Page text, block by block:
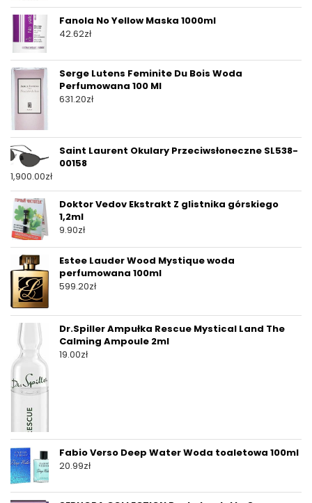
Fanola No Yellow Maska 1000ml
42.62zł
Serge Lutens Feminite Du Bois Woda
Perfumowana 100 Ml
631.20zł
Saint Laurent Okulary Przeciwsłoneczne SL538-
00158
1,900.00zł
Doktor Vedov Ekstrakt Z glistnika górskiego
1,2ml
9.90zł
Estee Lauder Wood Mystique woda
perfumowana 100ml
599.20zł
Dr.Spiller Ampułka Rescue Mystical Land The
Calming Ampoule 2ml
19.00zł
Fabio Verso Deep Water Woda toaletowa 100ml
20.99zł